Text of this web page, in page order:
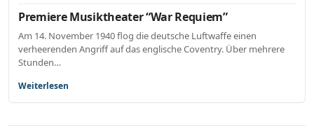
Premiere Musiktheater “War Requiem”
Am 14. November 1940 flog die deutsche Luftwaffe einen
verheerenden Angriff auf das englische Coventry. Über mehrere
Stunden…
Weiterlesen